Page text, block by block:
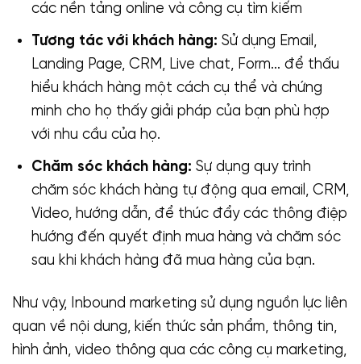
các nền tảng online và công cụ tìm kiếm
Tương tác với khách hàng: Sử dụng Email,
Landing Page, CRM, Live chat, Form… để thấu
hiểu khách hàng một cách cụ thể và chứng
minh cho họ thấy giải pháp của bạn phù hợp
với nhu cầu của họ.
Chăm sóc khách hàng: Sự dụng quy trình
chăm sóc khách hàng tự động qua email, CRM,
Video, hướng dẫn, để thúc đẩy các thông điệp
hướng đến quyết định mua hàng và chăm sóc
sau khi khách hàng đã mua hàng của bạn.
Như vậy, Inbound marketing sử dụng nguồn lực liên
quan về nội dung, kiến thức sản phẩm, thông tin,
hình ảnh, video thông qua các công cụ marketing,